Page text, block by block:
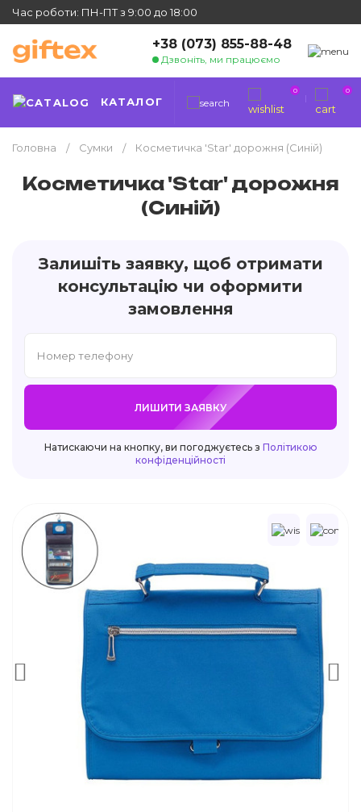
Час роботи: ПН-ПТ з 9:00 до 18:00
+38 (073) 855-88-48
Дзвоніть, ми працюємо
КАТАЛОГ
0 0
Головна Сумки Косметичка 'Star' дорожня (Синій)
Косметичка 'Star' дорожня
(Синій)
Залишіть заявку, щоб отримати
консультацію чи оформити
замовлення
ЛИШИТИ ЗАЯВКУ
Натискаючи на кнопку, ви погоджуєтесь з Політикою
конфіденційності